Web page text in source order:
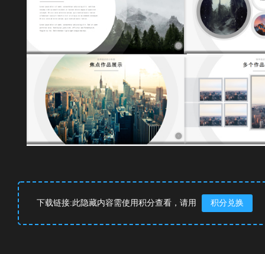
下载链接:此隐藏内容需使用积分查看，请用 积分兑换